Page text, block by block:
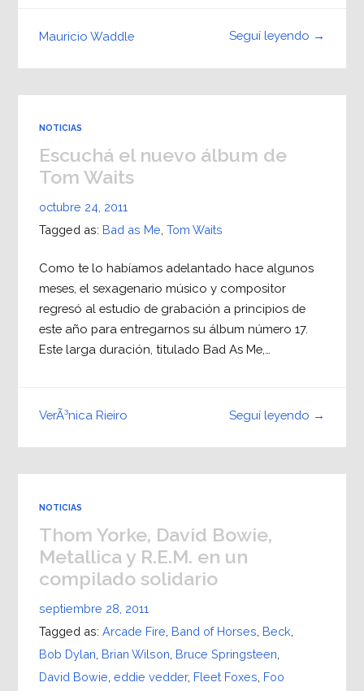
Seguí leyendo →
Mauricio Waddle
NOTICIAS
Escuchá el nuevo álbum de
Tom Waits
octubre 24, 2011
Tagged as: Bad as Me Tom Waits
Como te lo habíamos adelantado hace algunos
meses, el sexagenario músico y compositor
regresó al estudio de grabación a principios de
este año para entregarnos su álbum número 17.
Este larga duración, titulado Bad As Me,…
Seguí leyendo →
VerÃ³nica Rieiro
NOTICIAS
Thom Yorke, David Bowie,
Metallica y R.E.M. en un
compilado solidario
septiembre 28, 2011
Tagged as: Arcade Fire Band of Horses Beck
Bob Dylan Brian Wilson Bruce Springsteen
David Bowie eddie vedder, Fleet Foxes Foo